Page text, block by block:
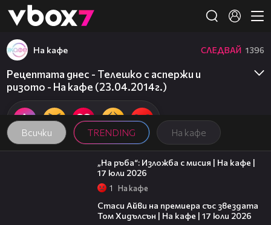
👾
Всички TRENDING На кафе
На кафе СЛЕДВАЙ 1396
Рецептата днес - Телешко с аспержи и
ризото - На кафе (23.04.2014г.)
09:09
„На ръба“: Изложба с мисия | На кафе |
17 юли 2026
1 На кафе
Стаси Айви на премиера със звездата
Том Хидълсън | На кафе | 17 юли 2026